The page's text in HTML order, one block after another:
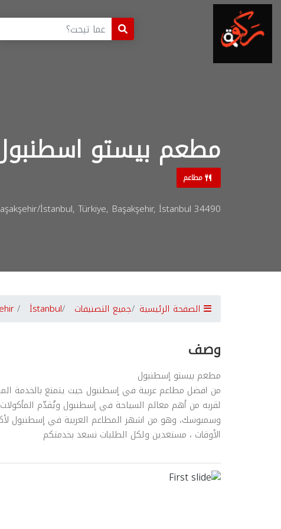
مطعم بيستو
مطاعم
İstanbul, Türkiye, Başakşehir, İstanbul 34490
الصفحة الرئيسية جميع التصنيفات İstanbul
وصف
مطعم بيستو إسطنبول
من افضل مطاعم عربية في إسطنبول حيث يتمتع بالخدمة
لقربه من أهم معالم السياحة في إسطنبول ويُقدّم المأكولات
وسمبوسك، وهو من اشهر المطاعم العربية في إسطنبول
الأوقات ، مستعدين ولكل الطلبات نسعد بخدمتكم